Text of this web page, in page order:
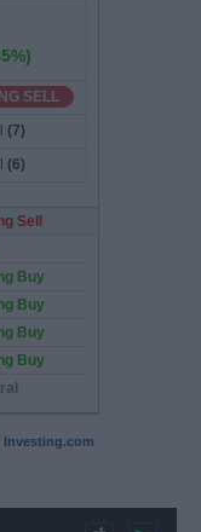
Investing.com